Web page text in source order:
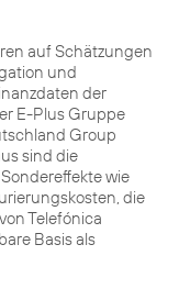
auf Schätzungen
und
der
E-Plus Gruppe
Group
sind die
wie
die
Telefónica
Basis als